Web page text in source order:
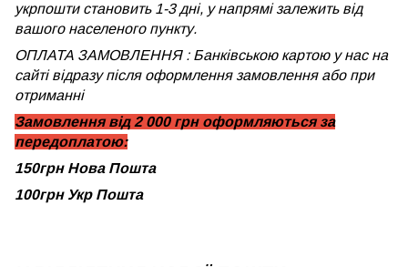
укрпошти становить 1-3 дні, у напрямі залежить від
вашого населеного пункту.
ОПЛАТА ЗАМОВЛЕННЯ : Банківською картою у нас на
сайті відразу після оформлення замовлення або при
отриманні
Замовлення від 2 000 грн оформляються за
передоплатою:
150грн Нова Пошта
100грн Укр Пошта